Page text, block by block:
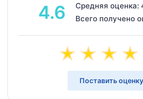
4.6
Средняя оценка:
Всего получено
Поставить оценку